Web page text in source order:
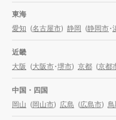
東海
愛知 (名古屋市) 静岡 (静岡市・
近畿
大阪 (大阪市・堺市) 京都 (京都
中国・四国
岡山 (岡山市) 広島 (広島市) 鳥